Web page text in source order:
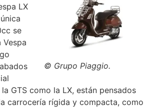
© Grupo Piaggio.
LX
se
Vespa
GTS como la LX, están pensados
carrocería rígida y compacta, como